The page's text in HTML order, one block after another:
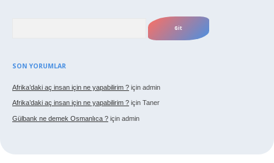
SON YORUMLAR
Afrika’daki aç insan için ne yapabilirim ? için admin
Afrika’daki aç insan için ne yapabilirim ? için Taner
Gülbank ne demek Osmanlıca ? için admin